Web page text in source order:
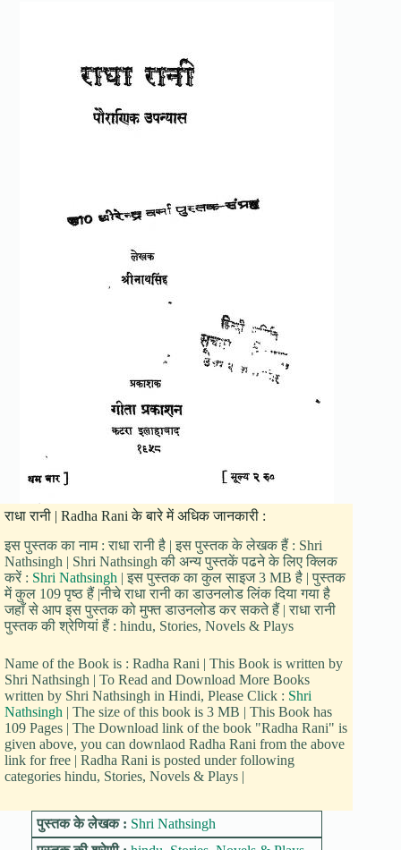
राधा रानी | Radha Rani के बारे में अधिक जानकारी :
इस पुस्तक का नाम : राधा रानी है | इस पुस्तक के लेखक हैं : Shri
Nathsingh | Shri Nathsingh की अन्य पुस्तकें पढने के लिए क्लिक
करें : Shri Nathsingh | इस पुस्तक का कुल साइज 3 MB है | पुस्तक
में कुल 109 पृष्ठ हैं |नीचे राधा रानी का डाउनलोड लिंक दिया गया है
जहाँ से आप इस पुस्तक को मुफ्त डाउनलोड कर सकते हैं | राधा रानी
पुस्तक की श्रेणियां हैं : hindu, Stories, Novels & Plays
Name of the Book is : Radha Rani | This Book is written by
Shri Nathsingh | To Read and Download More Books
written by Shri Nathsingh in Hindi, Please Click : Shri
Nathsingh | The size of this book is 3 MB | This Book has
109 Pages | The Download link of the book "Radha Rani" is
given above, you can downlaod Radha Rani from the above
link for free | Radha Rani is posted under following
categories hindu, Stories, Novels & Plays |
पुस्तक के लेखक : Shri Nathsingh